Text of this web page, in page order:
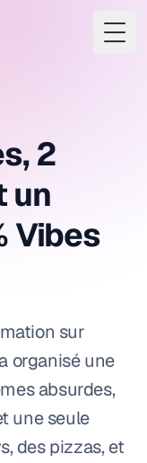
2
un
Vibes
sur
organisé une
absurdes,
une seule
des pizzas, et